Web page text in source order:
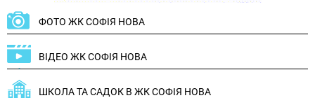
ФОТО ЖК СОФІЯ НОВА
ВІДЕО ЖК СОФІЯ НОВА
ШКОЛА ТА САДОК В ЖК СОФІЯ НОВА